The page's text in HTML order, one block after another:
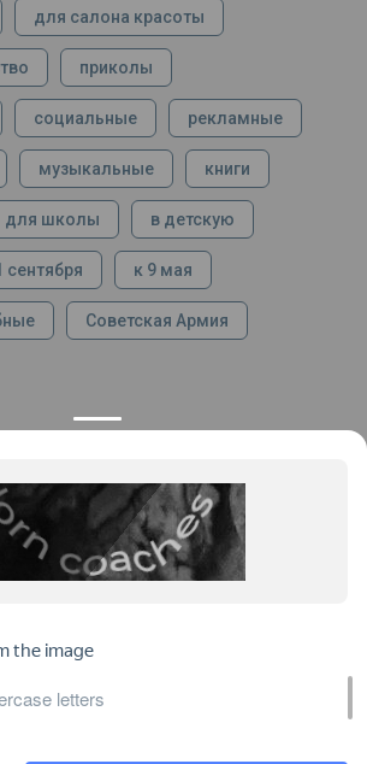
для салона красоты
приколы
социальные рекламные
музыкальные книги
для школы в детскую
сентября к 9 мая
Советская Армия
ПРОДУКЦИЯ
Каталог